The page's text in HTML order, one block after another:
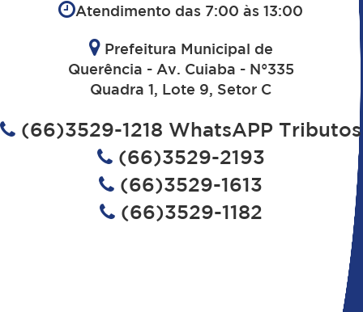
Atendimento das 7:00 às 13:00
Prefeitura Municipal de
Querência - Av. Cuiaba - N°335
Quadra 1, Lote 9, Setor C
(66)3529-1218 WhatsAPP Tributos
(66)3529-2193
(66)3529-1613
(66)3529-1182